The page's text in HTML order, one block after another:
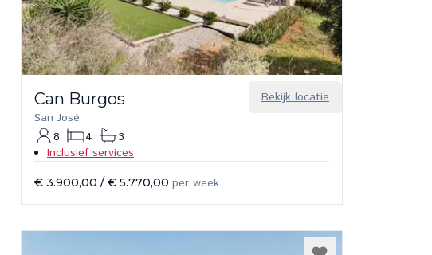
Bekijk locatie
Can Burgos
San José
8
4
3
Inclusief services
€ 3.900,00 / € 5.770,00 per week